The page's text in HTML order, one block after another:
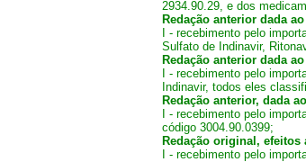
2934.90.29, e dos
Redação anterior dada
I - recebimento pelo
Sulfato de Indinavir,
Redação anterior dada
I - recebimento pelo
Indinavir, todos eles
Redação anterior, dada
I - recebimento pelo
código 3004.90.0399;
Redação original, efeitos
I - recebimento pelo